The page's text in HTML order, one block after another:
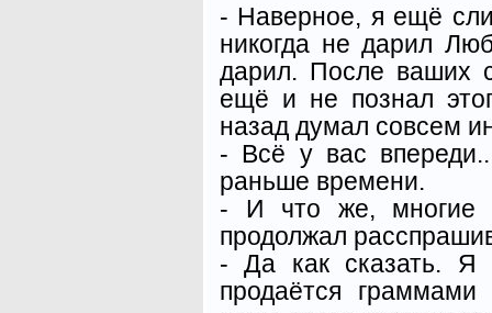
- Наверное, я ещё
никогда не дарил
дарил. После ваших
ещё и не познал
назад думал совсем
- Всё у вас
раньше времени.
- И что же, многие
продолжал
- Да как сказать. Я
продаётся